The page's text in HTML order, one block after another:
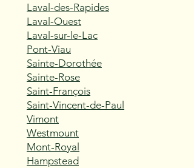
Laval-des-Rapides
Laval-Ouest
Laval-sur-le-Lac
Pont-Viau
Sainte-Dorothée
Sainte-Rose
Saint-François
Saint-Vincent-de-Paul
Vimont
Westmount
Mont-Royal
Hampstead